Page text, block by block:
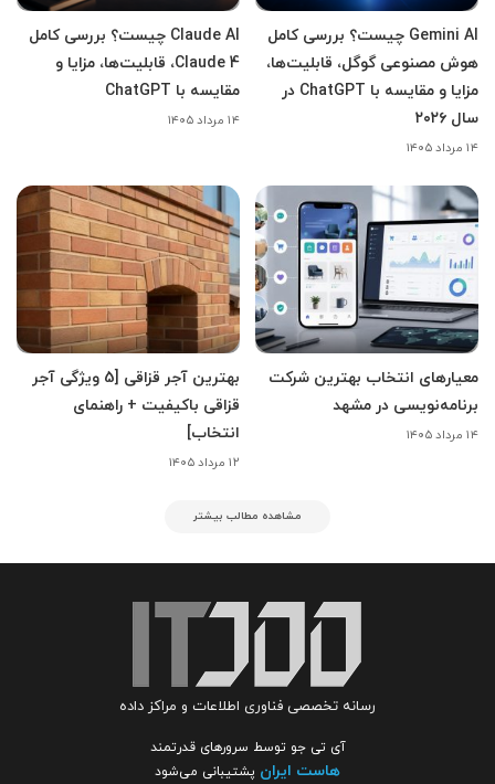
Gemini AI چیست؟ بررسی کامل
هوش مصنوعی گوگل، قابلیت‌ها،
مزایا و مقایسه با ChatGPT در
سال ۲۰۲۶
۱۴ مرداد ۱۴۰۵
Claude AI چیست؟ بررسی کامل
Claude 4، قابلیت‌ها، مزایا و
مقایسه با ChatGPT
۱۴ مرداد ۱۴۰۵
معیارهای انتخاب بهترین شرکت
برنامه‌نویسی در مشهد
۱۴ مرداد ۱۴۰۵
بهترین آجر قزاقی [5 ویژگی آجر
قزاقی باکیفیت + راهنمای
انتخاب]
۱۲ مرداد ۱۴۰۵
مشاهده مطالب بیشتر
رسانه تخصصی فناوری اطلاعات و مراکز داده
آی تی جو توسط سرورهای قدرتمند
هاست ایران پشتیبانی می‌شود